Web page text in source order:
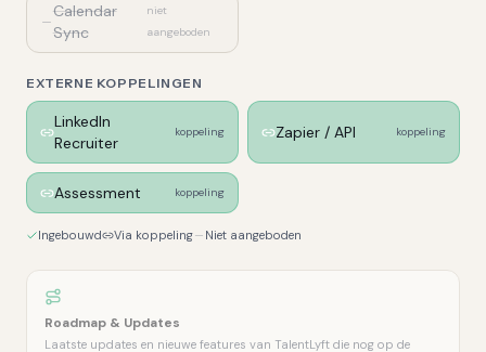
Calendar
Sync
niet
aangeboden
EXTERNE KOPPELINGEN
LinkedIn
Recruiter
koppeling Zapier / API koppeling
Assessment koppeling
Ingebouwd Via koppeling Niet aangeboden
Roadmap & Updates
Laatste updates en nieuwe features van TalentLyft die nog op de